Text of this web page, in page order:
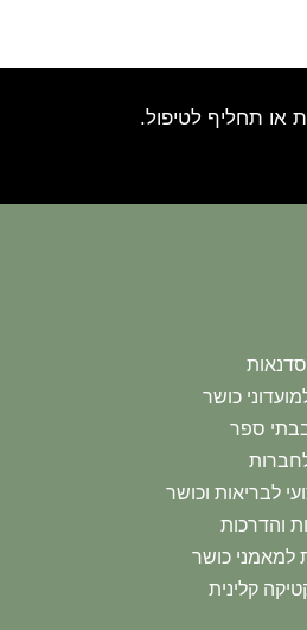
או תחליף לטיפול.
כושר
ספר
לבריאות וכושר
והדרכות
למאמני כושר
קלינית